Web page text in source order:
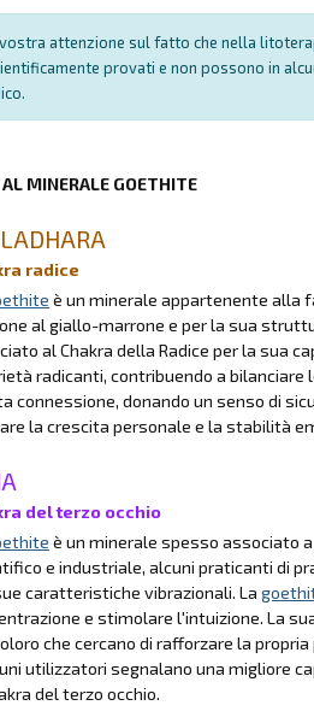
attenzione sul fatto che nella
provati e non possono in
MINERALE GOETHITE
radice
è un minerale appartenente alla
al giallo-marrone e per la sua
al Chakra della Radice per la sua
radicanti, contribuendo a bilanciare
connessione, donando un senso di
la crescita personale e la stabilità
del terzo occhio
è un minerale spesso associato
e industriale, alcuni praticanti di
caratteristiche vibrazionali. La
e stimolare l'intuizione. La
che cercano di rafforzare la
utilizzatori segnalano una migliore
del terzo occhio.